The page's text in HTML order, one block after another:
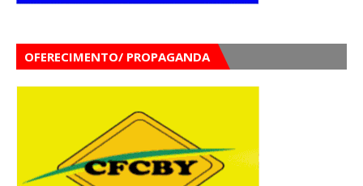
OFERECIMENTO/ PROPAGANDA